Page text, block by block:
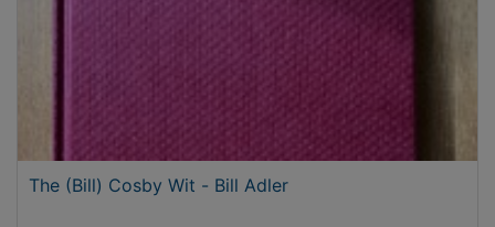
The (Bill) Cosby Wit - Bill Adler